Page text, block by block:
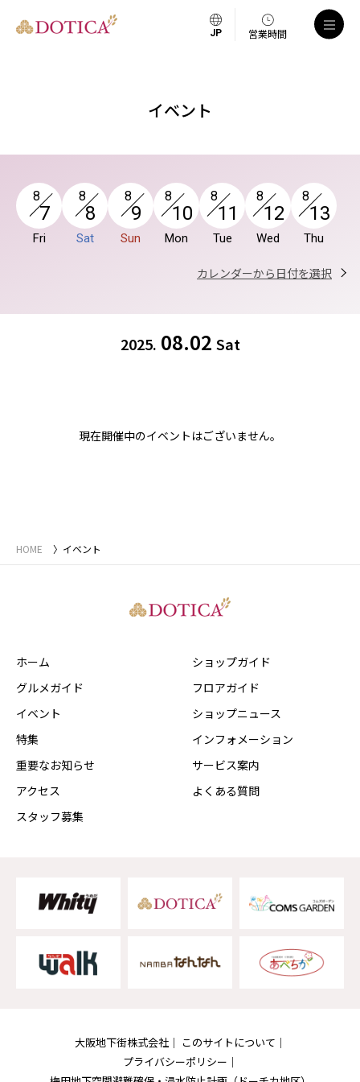
営業時間
イベント
8
7
Fri
8
8
Sat
8
9
Sun
8
10
Mon
8
11
Tue
8
12
Wed
8
13
Thu
カレンダーから日付を選択
2025. 08.02 Sat
現在開催中のイベントはございません。
HOME イベント
ホーム
グルメガイド
イベント
特集
重要なお知らせ
アクセス
スタッフ募集
ショップガイド
フロアガイド
ショップニュース
インフォメーション
サービス案内
よくある質問
大阪地下街株式会社
このサイトについて
プライバシーポリシー